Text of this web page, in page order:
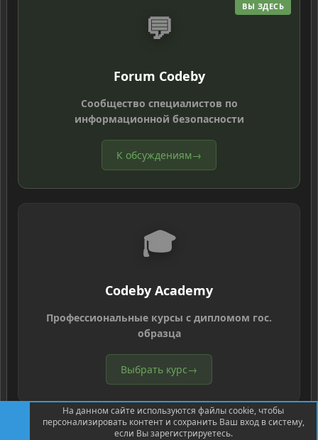
ВЫ ЗДЕСЬ
💬
Forum Codeby
Сообщество специалистов по
информационной безопасности
К обсуждениям→
🎓
Codeby Academy
Профессиональные курсы с дипломом гос.
образца
Выбрать курс→
На данном сайте используются файлы cookie, чтобы
персонализировать контент и сохранить Ваш вход в систему,
если Вы зарегистрируетесь.